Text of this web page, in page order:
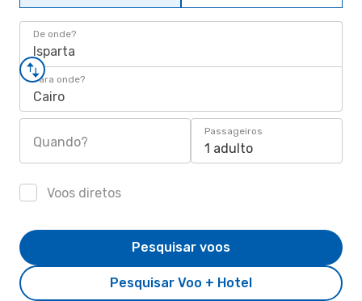
De onde?
Isparta
Para onde?
Cairo
Quando?
Passageiros
1 adulto
Voos diretos
Pesquisar Voo + Hotel
Pesquisar voos